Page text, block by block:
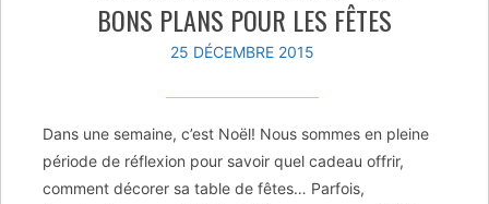
BONS PLANS POUR LES FÊTES
25 DÉCEMBRE 2015
Dans une semaine, c’est Noël! Nous sommes en pleine
période de réflexion pour savoir quel cadeau offrir,
comment décorer sa table de fêtes… Parfois,